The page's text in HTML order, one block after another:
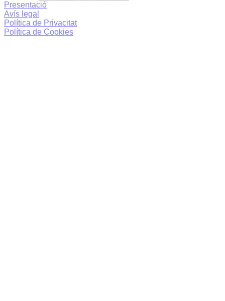
Presentació
Avís legal
Política de Privacitat
Política de Cookies